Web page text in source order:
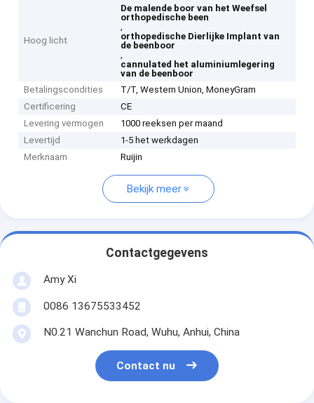
Hoog licht
De malende boor van het Weefsel
orthopedische been
,
orthopedische Dierlijke Implant van
de beenboor
,
cannulated het aluminiumlegering
van de beenboor
Betalingscondities
T/T, Western Union, MoneyGram
Certificering
CE
Levering vermogen
1000 reeksen per maand
Levertijd
1-5 het werkdagen
Merknaam
Ruijin
Bekijk meer
Contactgegevens
Amy Xi
0086 13675533452
N0.21 Wanchun Road, Wuhu, Anhui, China
Contact nu